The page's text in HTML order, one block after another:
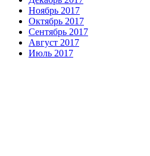
Ноябрь 2017
Октябрь 2017
Сентябрь 2017
Август 2017
Июль 2017